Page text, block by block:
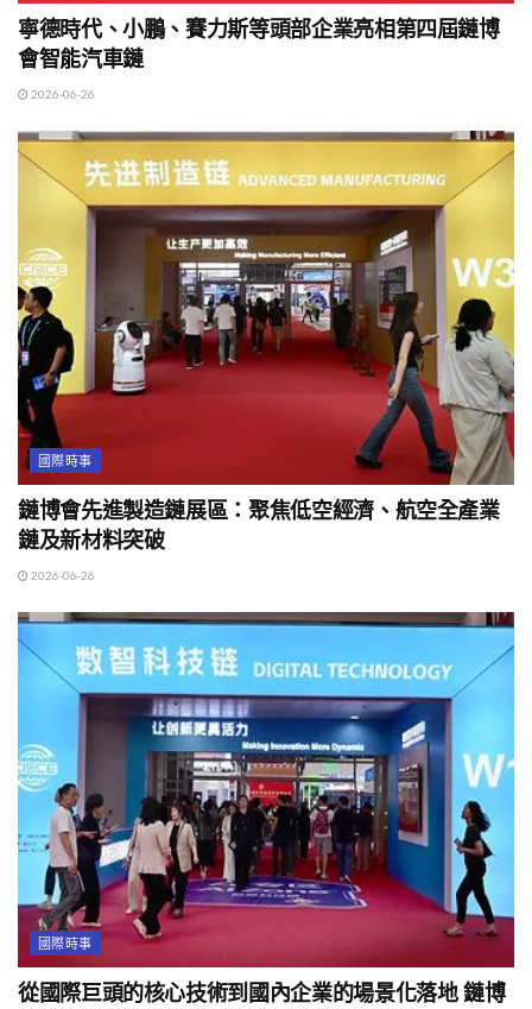
寧德時代、小鵬、賽力斯等頭部企業亮相第四屆鏈博
會智能汽車鏈
2026-06-26
國際時事
鏈博會先進製造鏈展區：聚焦低空經濟、航空全產業
鏈及新材料突破
2026-06-26
國際時事
從國際巨頭的核心技術到國內企業的場景化落地 鏈博